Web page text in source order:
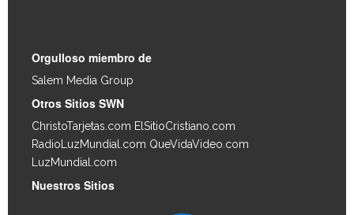
Orgulloso miembro de
Salem Media Group
Otros Sitios SWN
ChristoTarjetas.com ElSitioCristiano.com
RadioLuzMundial.com QueVidaVideo.com
LuzMundial.com
Nuestros Sitios